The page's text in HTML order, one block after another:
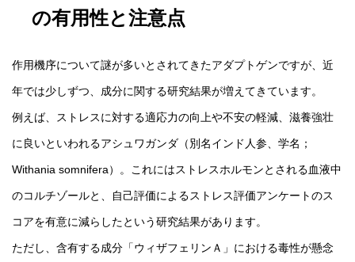
の有用性と注意点
作用機序について謎が多いとされてきたアダプトゲンですが、近
年では少しずつ、成分に関する研究結果が増えてきています。
例えば、ストレスに対する適応力の向上や不安の軽減、滋養強壮
に良いといわれるアシュワガンダ（別名インド人参、学名；
Withania somnifera）。これにはストレスホルモンとされる血液中
のコルチゾールと、自己評価によるストレス評価アンケートのス
コアを有意に減らしたという研究結果があります。
ただし、含有する成分「ウィザフェリンＡ」における毒性が懸念